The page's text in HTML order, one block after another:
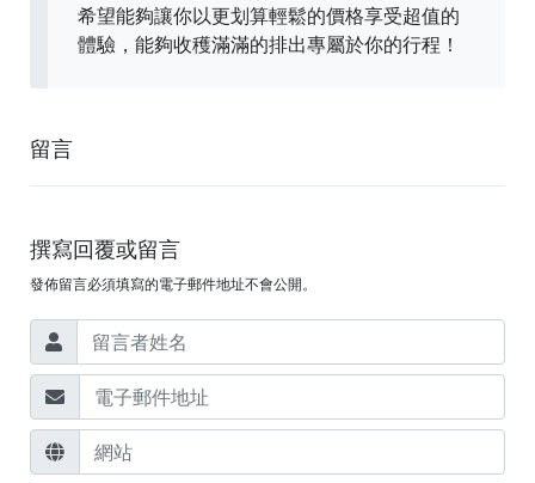
希望能夠讓你以更划算輕鬆的價格享受超值的
體驗，能夠收穫滿滿的排出專屬於你的行程！
留言
撰寫回覆或留言
發佈留言必須填寫的電子郵件地址不會公開。